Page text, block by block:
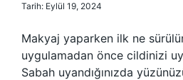
Tarih: Eylül 19, 2024
Makyaj yaparken ilk ne
uygulamadan önce cildinizi
Sabah uyandığınızda